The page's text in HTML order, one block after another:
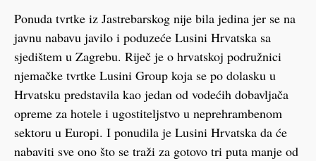
Ponuda tvrtke iz Jastrebarskog nije bila jedina jer se na
javnu nabavu javilo i poduzeće Lusini Hrvatska sa
sjedištem u Zagrebu. Riječ je o hrvatskoj podružnici
njemačke tvrtke Lusini Group koja se po dolasku u
Hrvatsku predstavila kao jedan od vodećih dobavljača
opreme za hotele i ugostiteljstvo u neprehrambenom
sektoru u Europi. I ponudila je Lusini Hrvatska da će
nabaviti sve ono što se traži za gotovo tri puta manje od